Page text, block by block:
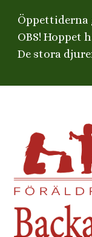
Öppettiderna
OBS! Hoppet
De stora